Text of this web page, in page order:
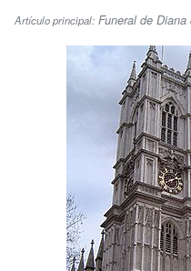
Artículo principal: Funeral de Diana